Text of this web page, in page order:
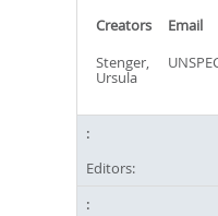
Creators Email
Stenger,
Ursula
Editors: